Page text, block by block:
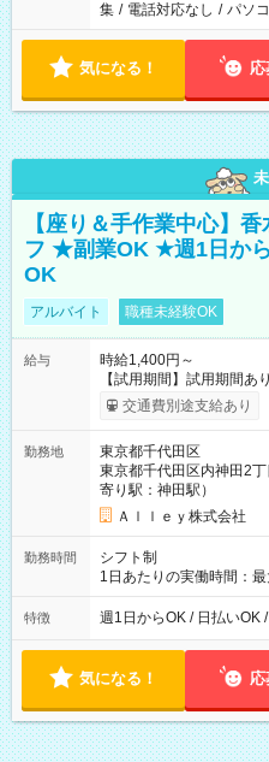
集 / 電話対応なし / パソ
気になる！ 応
【座り＆手作業中心】
フ ★副業OK ★週1日か
OK
アルバイト 職種未経験OK
給与
時給1,400円～
【試用期間】試用期間あ
給与は本採用時と同じです
交通費別途支給あり
勤務地
東京都千代田区
東京都千代田区内神田2
寄り駅：神田駅）
Ａｌｌｅｙ株式会社
勤務時間
シフト制
1日あたりの実働時間：
実働時間：1-5時間 └上
能！ └平日・土曜日の中
18:00 などのように
特徴 週1日からOK / 日払いOK
気になる！ 応